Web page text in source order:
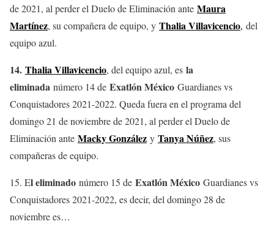
de 2021, al perder el Duelo de Eliminación ante Maura
Martínez, su compañera de equipo, y Thalia Villavicencio, del
equipo azul.
14. Thalia Villavicencio, del equipo azul, es la
eliminada número 14 de Exatlón México Guardianes vs
Conquistadores 2021-2022. Queda fuera en el programa del
domingo 21 de noviembre de 2021, al perder el Duelo de
Eliminación ante Macky González y Tanya Núñez, sus
compañeras de equipo.
15. El eliminado número 15 de Exatlón México Guardianes vs
Conquistadores 2021-2022, es decir, del domingo 28 de
noviembre es…